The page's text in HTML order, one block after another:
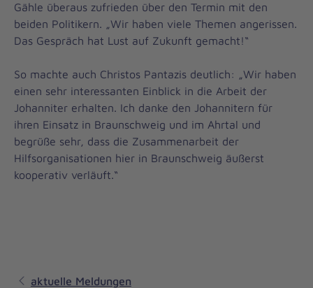
Gähle überaus zufrieden über den Termin mit den
beiden Politikern. „Wir haben viele Themen angerissen.
Das Gespräch hat Lust auf Zukunft gemacht!“
So machte auch Christos Pantazis deutlich: „Wir haben
einen sehr interessanten Einblick in die Arbeit der
Johanniter erhalten. Ich danke den Johannitern für
ihren Einsatz in Braunschweig und im Ahrtal und
begrüße sehr, dass die Zusammenarbeit der
Hilfsorganisationen hier in Braunschweig äußerst
kooperativ verläuft.“
aktuelle Meldungen